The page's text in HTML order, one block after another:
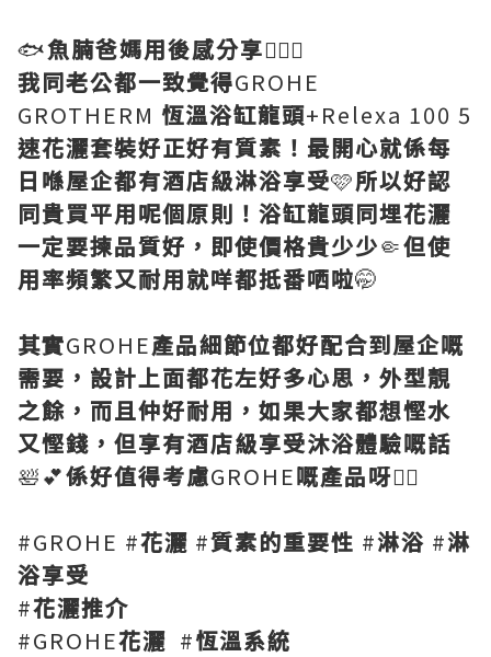
🐟魚腩爸媽用後感分享🙋🏻‍♀️
我同老公都一致覺得GROHE
GROTHERM 恆溫浴缸龍頭+Relexa 100 5
速花灑套裝好正好有質素！最開心就係每
日喺屋企都有酒店級淋浴享受🩷所以好認
同貴買平用呢個原則！浴缸龍頭同埋花灑
一定要揀品質好，即使價格貴少少🤏但使
用率頻繁又耐用就咩都抵番哂啦🤭
其實GROHE產品細節位都好配合到屋企嘅
需要，設計上面都花左好多心思，外型靚
之餘，而且仲好耐用，如果大家都想慳水
又慳錢，但享有酒店級享受沐浴體驗嘅話
🛀💕係好值得考慮GROHE嘅產品呀👍🏻
#GROHE #花灑 #質素的重要性 #淋浴 #淋
浴享受
#花灑推介
#GROHE花灑 #恆溫系統